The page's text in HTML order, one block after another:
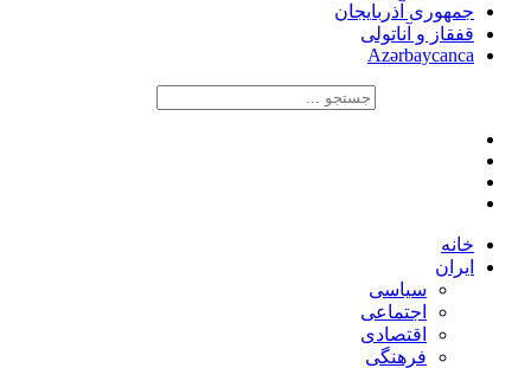
جمهوری آذربایجان
قفقاز و آناتولی
Azərbaycanca
خانه
ایران
سیاسی
اجتماعی
اقتصادی
فرهنگی